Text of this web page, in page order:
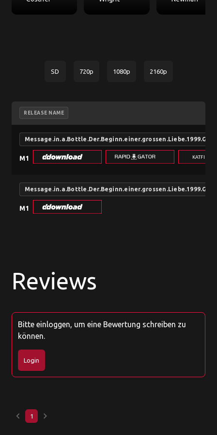
SD 720p 1080p 2160p
RELEASE NAME
M1
M1
Reviews
Bitte einloggen, um eine Bewertung schreiben zu
können.
Login
keyboard_arrow_left 1 keyboard_arrow_right